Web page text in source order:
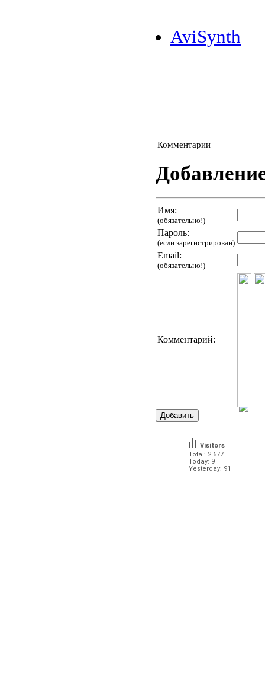
AviSynth
Комментарии
Имя:
(обязательно!)
Пароль:
(если зарегистрирован)
Email:
(обязательно!)
Комментарий:
Total: 2 677
Today: 9
Yesterday: 91
Visitors